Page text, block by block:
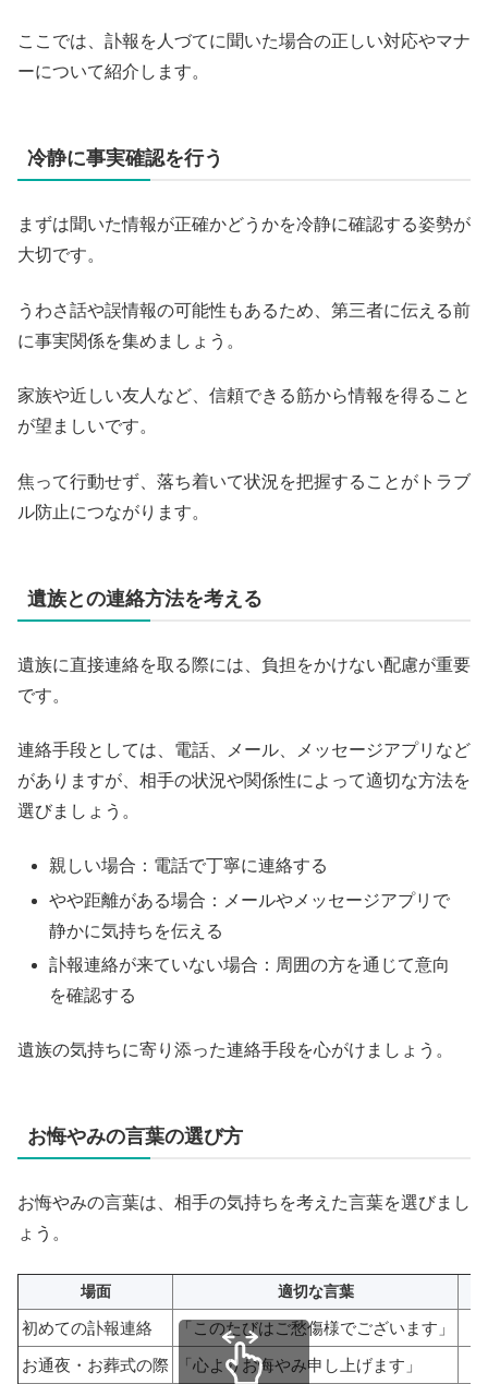
ここでは、訃報を人づてに聞いた場合の正しい対応やマナ
ーについて紹介します。
冷静に事実確認を行う
まずは聞いた情報が正確かどうかを冷静に確認する姿勢が
大切です。
うわさ話や誤情報の可能性もあるため、第三者に伝える前
に事実関係を集めましょう。
家族や近しい友人など、信頼できる筋から情報を得ること
が望ましいです。
焦って行動せず、落ち着いて状況を把握することがトラブ
ル防止につながります。
遺族との連絡方法を考える
遺族に直接連絡を取る際には、負担をかけない配慮が重要
です。
連絡手段としては、電話、メール、メッセージアプリなど
がありますが、相手の状況や関係性によって適切な方法を
選びましょう。
親しい場合：電話で丁寧に連絡する
やや距離がある場合：メールやメッセージアプリで
静かに気持ちを伝える
訃報連絡が来ていない場合：周囲の方を通じて意向
を確認する
遺族の気持ちに寄り添った連絡手段を心がけましょう。
お悔やみの言葉の選び方
お悔やみの言葉は、相手の気持ちを考えた言葉を選びまし
ょう。
場面 適切な言葉
初めての訃報連絡 「このたびはご愁傷様でございます」
お通夜・お葬式の際
「心よりお悔やみ申し上げます」